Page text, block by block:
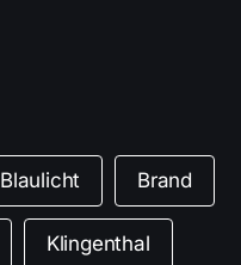
Blaulicht Brand
Klingenthal